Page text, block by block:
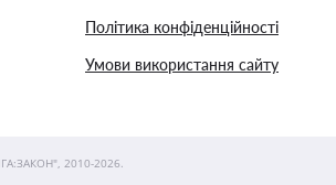
Політика конфіденційності
Умови використання сайту
2010-2026.